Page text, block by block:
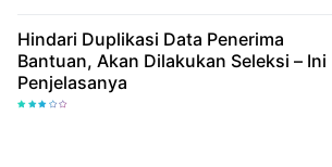
Hindari Duplikasi Data Penerima
Bantuan, Akan Dilakukan Seleksi – Ini
Penjelasanya